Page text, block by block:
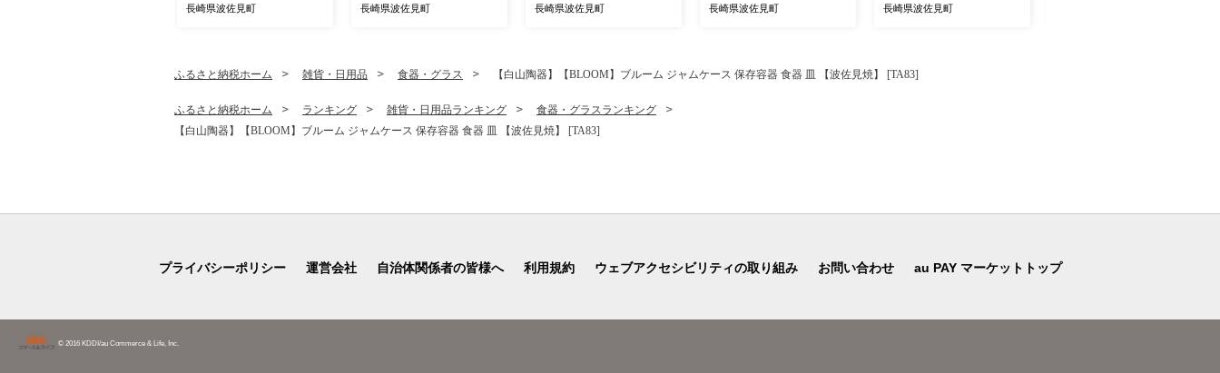
長崎県波佐見町 長崎県波佐見町 長崎県波佐見町 長崎県波佐見町 長崎県波佐見町
ふるさと納税ホーム 雑貨・日用品 食器・グラス 【白山陶器】【BLOOM】ブルーム ジャムケース 保存容器 食器 皿 【波佐見焼】 [TA83]
ふるさと納税ホーム ランキング 雑貨・日用品ランキング
食器・グラスランキング
【白山陶器】【BLOOM】ブルーム ジャムケース 保存容器 食器 皿 【波佐見焼】 [TA83]
プライバシーポリシー 運営会社 自治体関係者の皆様へ 利用規約 ウェブアクセシビリティの取り組み お問い合わせ au PAY マーケットトップ
© 2016 KDDI/au Commerce & Life, Inc.